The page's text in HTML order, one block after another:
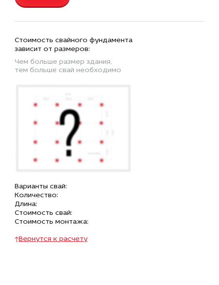
Стоимость свайного фундамента
зависит от размеров:
Чем больше размер здания,
тем больше свай необходимо
Варианты свай:
Количество:
Длина:
Стоимость свай:
Стоимость монтажа:
Вернутся к расчету